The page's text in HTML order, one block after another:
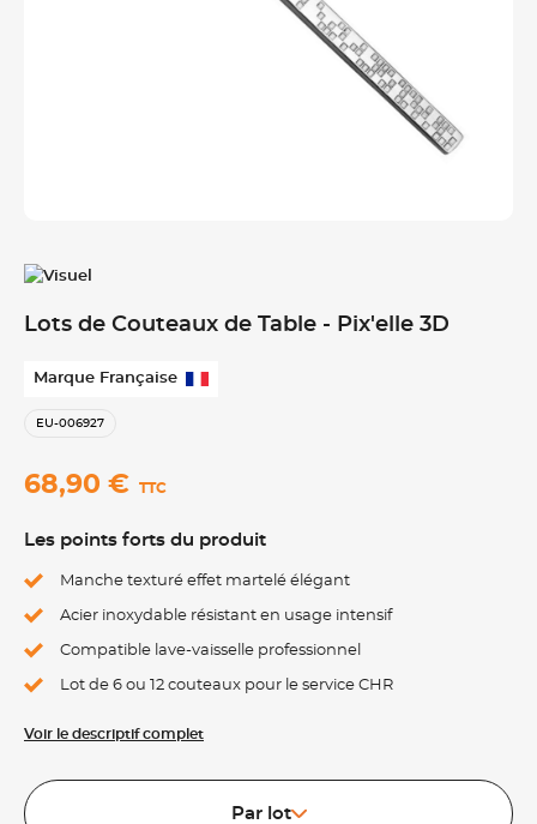
Lots de Couteaux de Table - Pix'elle 3D
Marque Française
EU-006927
68,90 € TTC
Les points forts du produit
Manche texturé effet martelé élégant
Acier inoxydable résistant en usage intensif
Compatible lave-vaisselle professionnel
Lot de 6 ou 12 couteaux pour le service CHR
Voir le descriptif complet
Par lot